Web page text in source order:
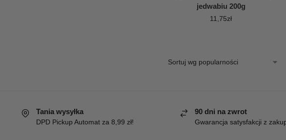
jedwabiu 200g
11,75zł
Tania wysyłka
DPD Pickup Automat za 8,99 zł!
90 dni na zwrot
Gwarancja satysfakcji z